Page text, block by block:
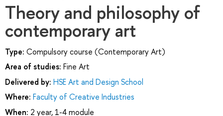
Theory and philosophy of
contemporary art
Type: Compulsory course (Contemporary Art)
Area of studies: Fine Art
Delivered by: HSE Art and Design School
Where: Faculty of Creative Industries
When: 2 year, 1-4 module